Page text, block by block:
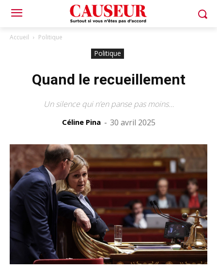
Accueil Politique
Politique
Quand le recueillement
Un silence qui n’en panse pas moins…
Céline Pina - 30 avril 2025